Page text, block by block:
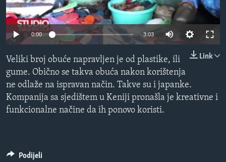
MAGAZIN
O GLASU AMERIKE
PRATITE NAS
0:00 3:03
Link
Veliki broj obuće napravljen je od plastike, ili
gume. Obično se takva obuća nakon korištenja
ne odlaže na ispravan način. Takve su i japanke.
Kompanija sa sjedištem u Keniji pronašla je kreativne i
funkcionalne načine da ih ponovo koristi.
Podijeli